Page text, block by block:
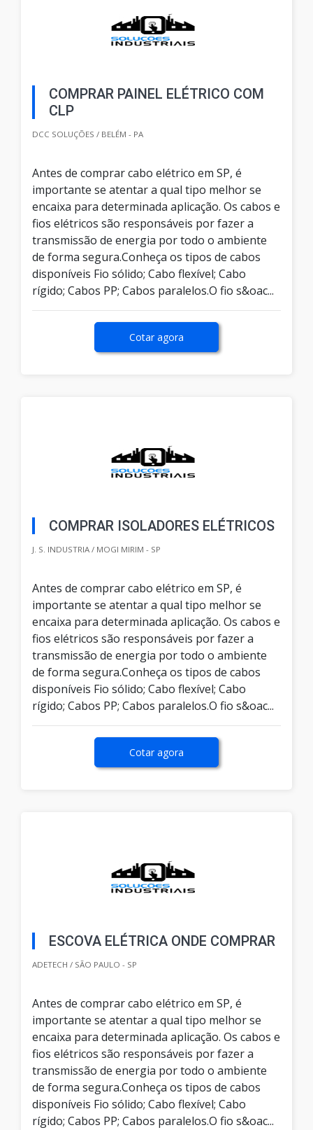
COMPRAR PAINEL ELÉTRICO COM
CLP
DCC SOLUÇÕES / BELÉM - PA
Antes de comprar cabo elétrico em SP, é
importante se atentar a qual tipo melhor se
encaixa para determinada aplicação. Os cabos e
fios elétricos são responsáveis por fazer a
transmissão de energia por todo o ambiente
de forma segura.Conheça os tipos de cabos
disponíveis Fio sólido; Cabo flexível; Cabo
rígido; Cabos PP; Cabos paralelos.O fio s&oac...
Cotar agora
COMPRAR ISOLADORES ELÉTRICOS
J. S. INDUSTRIA / MOGI MIRIM - SP
Antes de comprar cabo elétrico em SP, é
importante se atentar a qual tipo melhor se
encaixa para determinada aplicação. Os cabos e
fios elétricos são responsáveis por fazer a
transmissão de energia por todo o ambiente
de forma segura.Conheça os tipos de cabos
disponíveis Fio sólido; Cabo flexível; Cabo
rígido; Cabos PP; Cabos paralelos.O fio s&oac...
Cotar agora
ESCOVA ELÉTRICA ONDE COMPRAR
ADETECH / SÃO PAULO - SP
Antes de comprar cabo elétrico em SP, é
importante se atentar a qual tipo melhor se
encaixa para determinada aplicação. Os cabos e
fios elétricos são responsáveis por fazer a
transmissão de energia por todo o ambiente
de forma segura.Conheça os tipos de cabos
disponíveis Fio sólido; Cabo flexível; Cabo
rígido; Cabos PP; Cabos paralelos.O fio s&oac...